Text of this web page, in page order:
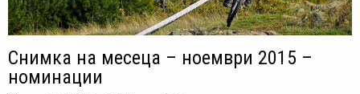
Снимка на месеца – ноември 2015 –
номинации